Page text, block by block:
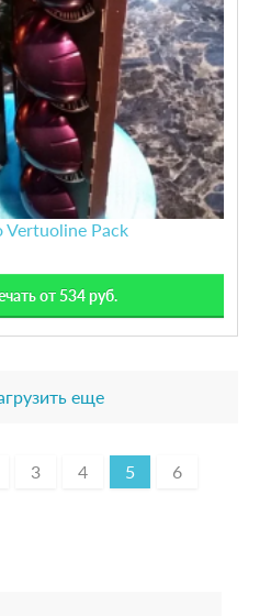
Vertuoline Pack
от 534 руб.
еще
3 4 5 6